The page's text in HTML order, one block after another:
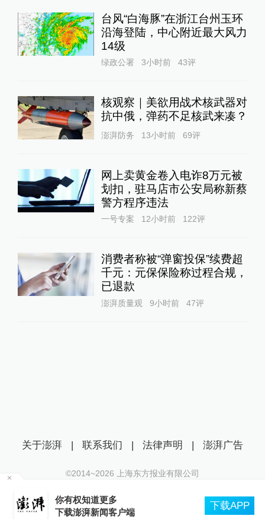
台风“白海豚”在浙江台州玉环
沿海登陆，中心附近最大风力
14级
绿政公署 3小时前 43评
核观察｜美欲用战术核武器对
抗中俄，弹药不足核武来凑？
澎湃防务 13小时前 69评
网上卖黄金卷入电诈8万元被
划扣，驻马店市公安局称新蔡
警方程序违法
一号专案 12小时前 122评
消费者称被“弹窗投保”续费超
千元：元保保险称过程合规，
已退款
澎湃质量观 9小时前 47评
你有权知道更多
下载澎湃新闻客户端
下载APP
关于澎湃 | 联系我们 | 法律声明 | 澎湃广告
©2014~2026 上海东方报业有限公司
互联网新闻信息服务许可证：31120170006